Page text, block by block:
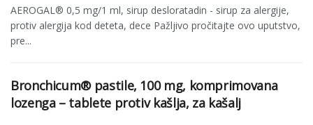
AEROGAL® 0,5 mg/1 ml, sirup desloratadin - sirup za alergije,
protiv alergija kod deteta, dece Pažljivo pročitajte ovo uputstvo,
pre...
Bronchicum® pastile, 100 mg, komprimovana
lozenga – tablete protiv kašlja, za kašalj